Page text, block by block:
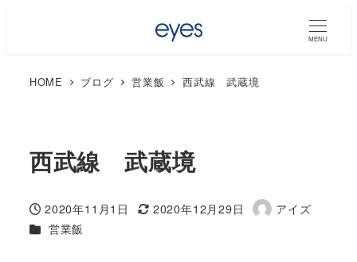
MENU
HOME ブログ 営業飯 西武線 武蔵境
西武線 武蔵境
投稿日
2020年11月1日
更新日
2020年12月29日
著
アイズ
カテゴリー
営業飯